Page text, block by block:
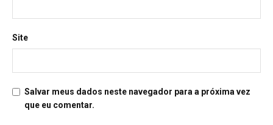
Site
Salvar meus dados neste navegador para a próxima vez
que eu comentar.